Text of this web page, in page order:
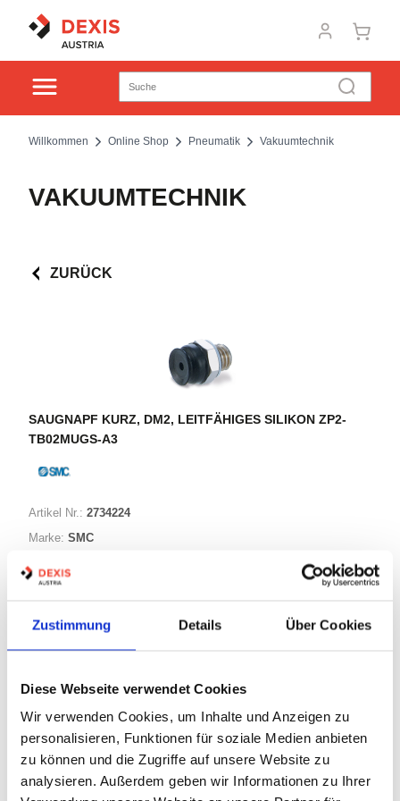
Zustimmung Details Über Cookies
Diese Webseite verwendet Cookies
Wir verwenden Cookies, um Inhalte und Anzeigen zu
personalisieren, Funktionen für soziale Medien anbieten
zu können und die Zugriffe auf unsere Website zu
analysieren. Außerdem geben wir Informationen zu Ihrer
Willkommen Online Shop Pneumatik Vakuumtechnik
VAKUUMTECHNIK
ZURÜCK
SAUGNAPF KURZ, DM2, LEITFÄHIGES SILIKON ZP2-
TB02MUGS-A3
Artikel Nr.: 2734224
Marke: SMC
Bezeichnung:
STK
Nicht auf Lager
Print
PRODUKTBESCHREIBUNG